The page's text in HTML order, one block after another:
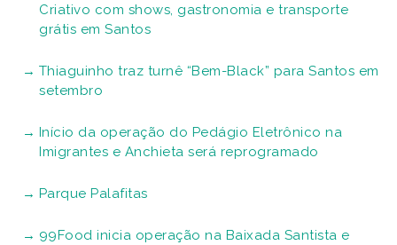
Criativo com shows, gastronomia e transporte
grátis em Santos
Thiaguinho traz turnê “Bem-Black” para Santos em
setembro
Início da operação do Pedágio Eletrônico na
Imigrantes e Anchieta será reprogramado
Parque Palafitas
99Food inicia operação na Baixada Santista e